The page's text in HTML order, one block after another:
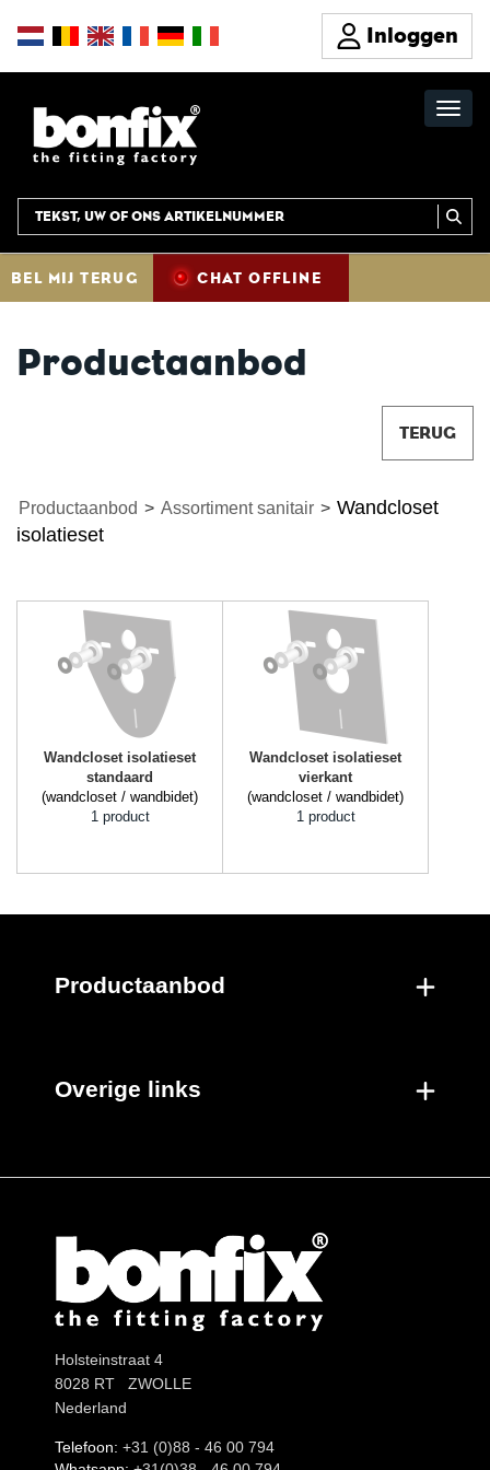
Inloggen
BEL MIJ TERUG CHAT OFFLINE
Productaanbod
TERUG
Productaanbod > Assortiment sanitair > Wandcloset
isolatieset
Wandcloset isolatieset
standaard
(wandcloset / wandbidet)
1 product
Wandcloset isolatieset
vierkant
(wandcloset / wandbidet)
1 product
Productaanbod
Overige links
Holsteinstraat 4
8028 RT ZWOLLE
Nederland
Telefoon: +31 (0)88 - 46 00 794